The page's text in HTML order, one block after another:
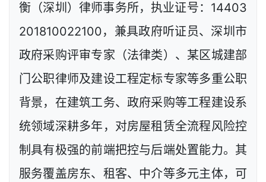
衡（深圳）律师事务所，执业证号：14403
201810022100，兼具政府听证员、深圳市
政府采购评审专家（法律类）、某区城建部
门公职律师及建设工程定标专家等多重公职
背景，在建筑工务、政府采购等工程建设系
统领域深耕多年，对房屋租赁全流程风险控
制具有极强的前端把控与后端处置能力。其
服务覆盖房东、租客、中介等多元主体，可